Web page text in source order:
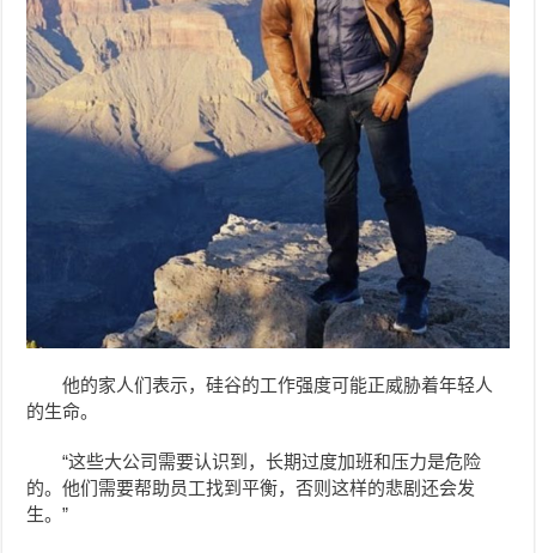
他的家人们表示，硅谷的工作强度可能正威胁着年轻人
的生命。
“这些大公司需要认识到，长期过度加班和压力是危险
的。他们需要帮助员工找到平衡，否则这样的悲剧还会发
生。”